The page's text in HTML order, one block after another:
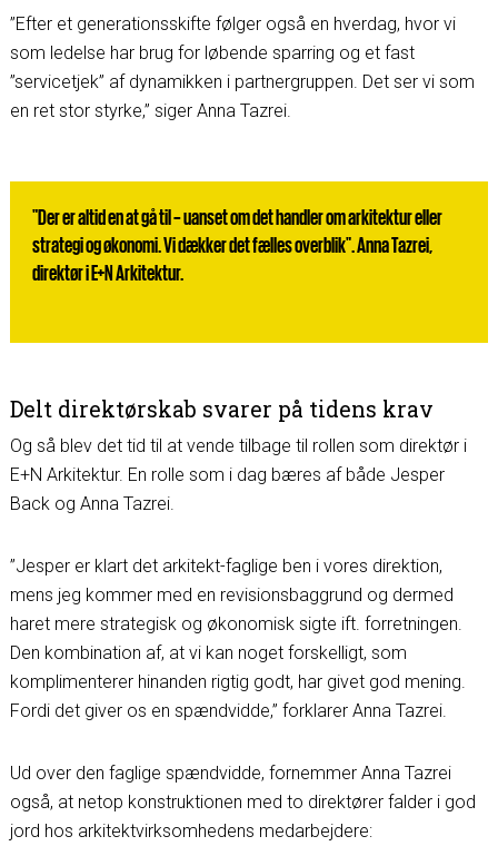
”Efter et generationsskifte følger også en hverdag, hvor vi
som ledelse har brug for løbende sparring og et fast
”servicetjek” af dynamikken i partnergruppen. Det ser vi som
en ret stor styrke,” siger Anna Tazrei.
"Der er altid en at gå til – uanset om det handler om arkitektur eller
strategi og økonomi. Vi dækker det fælles overblik". Anna Tazrei,
direktør i E+N Arkitektur.
Delt direktørskab svarer på tidens krav
Og så blev det tid til at vende tilbage til rollen som direktør i
E+N Arkitektur. En rolle som i dag bæres af både Jesper
Back og Anna Tazrei.
”Jesper er klart det arkitekt-faglige ben i vores direktion,
mens jeg kommer med en revisionsbaggrund og dermed
haret mere strategisk og økonomisk sigte ift. forretningen.
Den kombination af, at vi kan noget forskelligt, som
komplimenterer hinanden rigtig godt, har givet god mening.
Fordi det giver os en spændvidde,” forklarer Anna Tazrei.
Ud over den faglige spændvidde, fornemmer Anna Tazrei
også, at netop konstruktionen med to direktører falder i god
jord hos arkitektvirksomhedens medarbejdere: